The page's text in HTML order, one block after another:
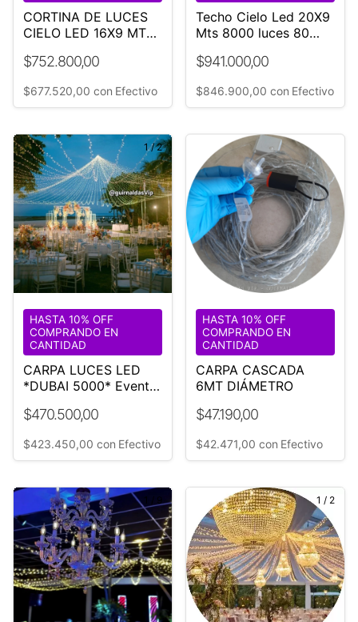
CORTINA DE LUCES
CIELO LED 16X9 MTS
Argentina
$752.800,00
$677.520,00 con Efectivo
Techo Cielo Led 20X9
Mts 8000 luces 80
Pilar Bs. As.
$941.000,00
$846.900,00 con Efectivo
1/2
CARPA LUCES LED
*DUBAI 5000* Evento
$470.500,00
HASTA 10% OFF
COMPRANDO EN
CANTIDAD
$423.450,00 con Efectivo
CARPA CASCADA
6MT DIÁMETRO
$47.190,00
HASTA 10% OFF
COMPRANDO EN
CANTIDAD
$42.471,00 con Efectivo
1 / 9 1 / 2